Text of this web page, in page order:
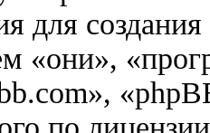
для
«они»,